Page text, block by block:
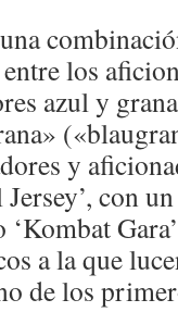
una
los
azul y
y
con
a la que
de los